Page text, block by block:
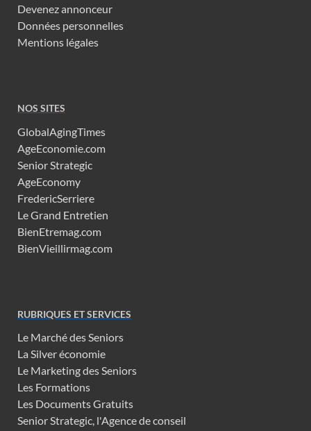
Devenez annonceur
Données personnelles
Mentions légales
NOS SITES
GlobalAgingTimes
AgeEconomie.com
Senior Strategic
AgeEconomy
FredericSerriere
Le Grand Entretien
BienEtremag.com
BienVieillirmag.com
RUBRIQUES ET SERVICES
Le Marché des Seniors
La Silver économie
Le Marketing des Seniors
Les Formations
Les Documents Gratuits
Senior Strategic, l'Agence de conseil